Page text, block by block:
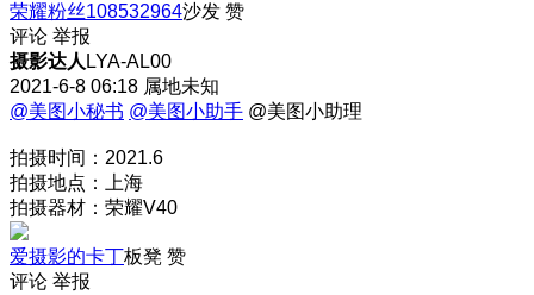
荣耀粉丝108532964沙发 赞
评论 举报
摄影达人 LYA-AL00
2021-6-8 06:18 属地未知
@美图小秘书 @美图小助手 @美图小助理
拍摄时间：2021.6
拍摄地点：上海
拍摄器材：荣耀V40
爱摄影的卡丁板凳 赞
评论 举报